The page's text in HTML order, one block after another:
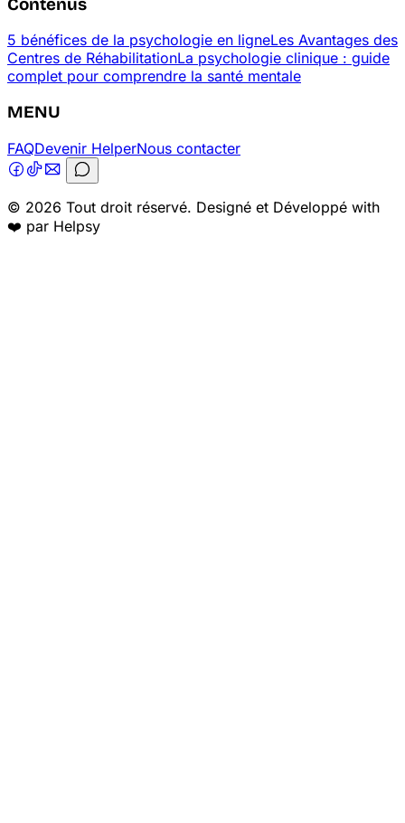
Contenus
5 bénéfices de la psychologie en ligneLes Avantages des
Centres de RéhabilitationLa psychologie clinique : guide
complet pour comprendre la santé mentale
MENU
FAQDevenir HelperNous contacter
© 2026 Tout droit réservé. Designé et Développé with
❤️ par Helpsy